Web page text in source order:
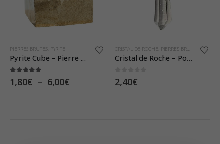
PIERRES BRUTES PYRITE
Pyrite Cube – Pierre Brute
1,80€ – 6,00€
CRISTAL DE ROCHE PIERRES BRUTES
Cristal de Roche – Pointe Biterminée
2,40€